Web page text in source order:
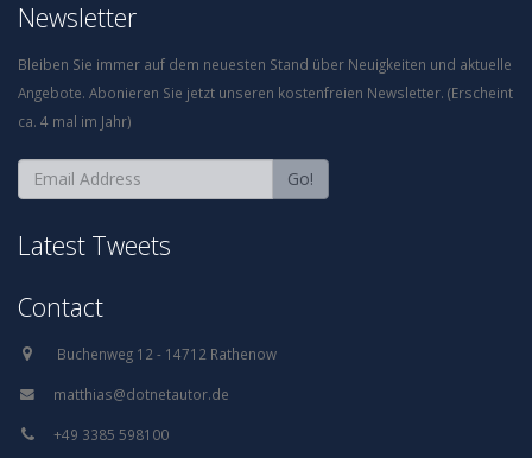
Newsletter
Bleiben Sie immer auf dem neuesten Stand über Neuigkeiten und aktuelle
Angebote. Abonieren Sie jetzt unseren kostenfreien Newsletter. (Erscheint
ca. 4 mal im Jahr)
Go!
Latest Tweets
Contact